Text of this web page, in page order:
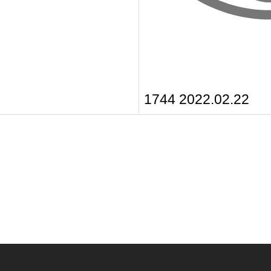
1744 2022.02.22